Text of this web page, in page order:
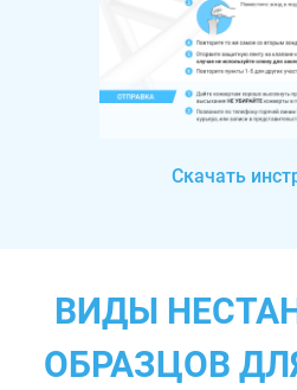
Скачать
ВИДЫ
ОБРАЗЦОВ